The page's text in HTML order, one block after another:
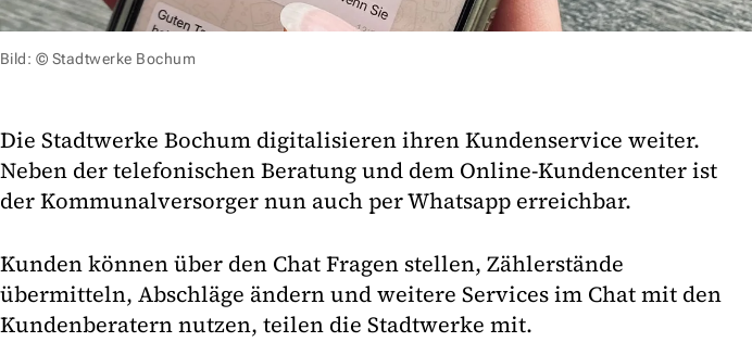
Bild: © Stadtwerke Bochum
Die Stadtwerke Bochum digitalisieren ihren Kundenservice weiter.
Neben der telefonischen Beratung und dem Online-Kundencenter ist
der Kommunalversorger nun auch per Whatsapp erreichbar.
Kunden können über den Chat Fragen stellen, Zählerstände
übermitteln, Abschläge ändern und weitere Services im Chat mit den
Kundenberatern nutzen, teilen die Stadtwerke mit.